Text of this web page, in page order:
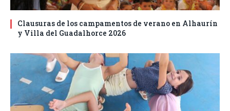
Clausuras de los campamentos de verano en Alhaurín
y Villa del Guadalhorce 2026